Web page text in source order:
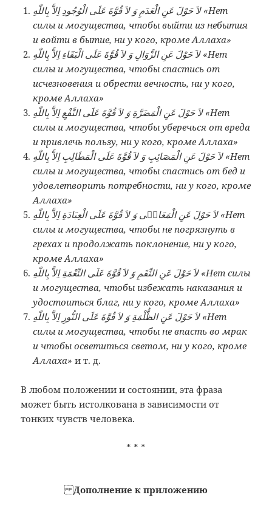
لاَ حَوْلَ عَنِ الْعَدَمِ وَ لاَ قُوَّةَ عَلَى الْوُجُودِ اِلاَّ بِاللّٰهِ «Нет
силы и могущества, чтобы выйти из небытия
и войти в бытие, ни у кого, кроме Аллаха»
لاَ حَوْلَ عَنِ الزَّوَالِ وَ لاَ قُوَّةَ عَلَى الْبَقَٓاءِ اِلاَّ بِاللّٰهِ «Нет
силы и могущества, чтобы спастись от
исчезновения и обрести вечность, ни у кого,
кроме Аллаха»
لاَ حَوْلَ عَنِ الْمَضَرَّةِ وَ لاَ قُوَّةَ عَلَى النَّفْعِ اِلاَّ بِاللّٰهِ «Нет
силы и могущества, чтобы уберечься от вреда
и привлечь пользу, ни у кого, кроме Аллаха»
لاَ حَوْلَ عَنِ الْمَصَٓائِبِ وَ لاَ قُوَّةَ عَلَى الْمَطَالِبِ اِلاَّ بِاللّٰهِ «Нет
силы и могущества, чтобы спастись от бед и
удовлетворить потребности, ни у кого, кроме
Аллаха»
لاَ حَوْلَ عَنِ الْمَعَاص۪ى وَ لاَ قُوَّةَ عَلَى الْعِبَادَةِ اِلاَّ بِاللّٰهِ «Нет
силы и могущества, чтобы не погрязнуть в
грехах и продолжать поклонение, ни у кого,
кроме Аллаха»
لاَ حَوْلَ عَنِ النِّقَمِ وَ لاَ قُوَّةَ عَلَى النِّعْمَةِ اِلاَّ بِاللّٰهِ «Нет силы
и могущества, чтобы избежать наказания и
удостоиться благ, ни у кого, кроме Аллаха»
لاَ حَوْلَ عَنِ الظُّلْمَةِ وَ لاَ قُوَّةَ عَلَى النُّورِ اِلاَّ بِاللّٰهِ «Нет
силы и могущества, чтобы не впасть во мрак
и чтобы осветиться светом, ни у кого, кроме
Аллаха»и т. д.
В любом положении и состоянии, эта фраза
может быть истолкована в зависимости от
тонких чувств человека.
* * *
Дополнение к приложению